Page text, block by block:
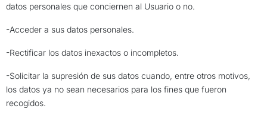
datos personales que conciernen al Usuario o no.
-Acceder a sus datos personales.
-Rectificar los datos inexactos o incompletos.
-Solicitar la supresión de sus datos cuando, entre otros motivos,
los datos ya no sean necesarios para los fines que fueron
recogidos.